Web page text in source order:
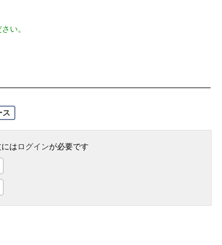
い。
ス
はログインが必要です